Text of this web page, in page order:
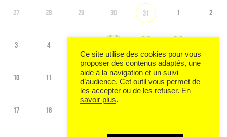
27 28 29 30 31 1 2
3 4
10 11 12 13 14 15
17 18
Ce site utilise des cookies pour vous
proposer des contenus adaptés, une
aide à la navigation et un suivi
d’audience. Cet outil vous permet de
les accepter ou de les refuser. En
savoir plus.